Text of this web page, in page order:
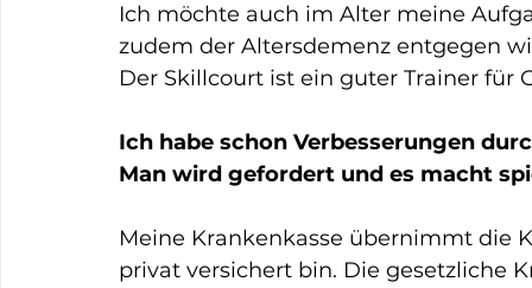
Ich möchte auch im Alter meine
zudem der Altersdemenz entgegen
Der Skillcourt ist ein guter Trainer für
Ich habe schon Verbesserungen
Man wird gefordert und es macht
Meine Krankenkasse übernimmt die
privat versichert bin. Die gesetzliche